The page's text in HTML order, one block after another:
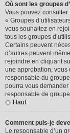
Où sont les groupes
Vous pouvez
« Groupes
vous souhaitez en
tous les groupes
Certains peuvent
d’autres peuvent
rejoindre en cliquant
une approbation, vous
responsable du
pourra vous
responsable de
Haut
Comment puis-je
Le responsable d’un